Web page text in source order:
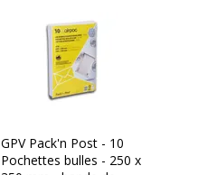
GPV Pack'n Post - 10
Pochettes bulles - 250 x